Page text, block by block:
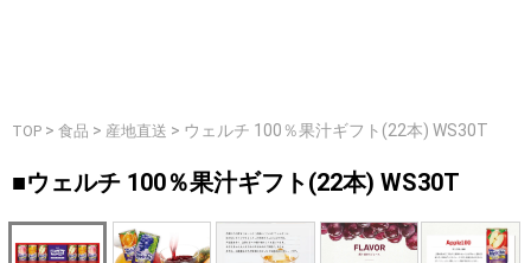
TOP > 食品 > 産地直送 > ウェルチ 100％果汁ギフト(22本) WS30T
■ウェルチ 100％果汁ギフト(22本) WS30T